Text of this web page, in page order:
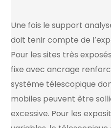
Une fois le support
doit tenir compte de
Pour les sites très
fixe avec ancrage
système télescopique
mobiles peuvent être
excessive. Pour les